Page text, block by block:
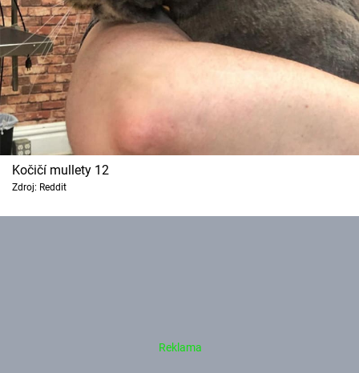
Kočičí mullety 12
Zdroj: Reddit